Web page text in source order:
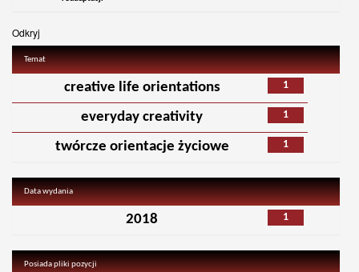
Odkryj
Temat
1
creative life orientations
1
everyday creativity
1
twórcze orientacje życiowe
Data wydania
1
2018
Posiada pliki pozycji